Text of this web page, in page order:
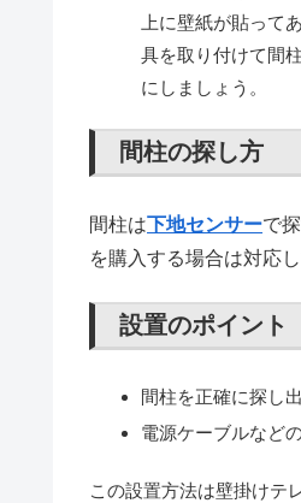
上に壁紙が貼って
具を取り付けて間
にしましょう。
間柱の探し方
間柱は下地センサーで
を購入する場合は対応
設置のポイント
間柱を正確に探し
電源ケーブルなど
この設置方法は壁掛けテ